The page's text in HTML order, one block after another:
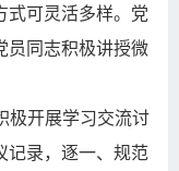
式可灵活多样。党
员同志积极讲授微
极开展学习交流讨
记录，逐一、规范